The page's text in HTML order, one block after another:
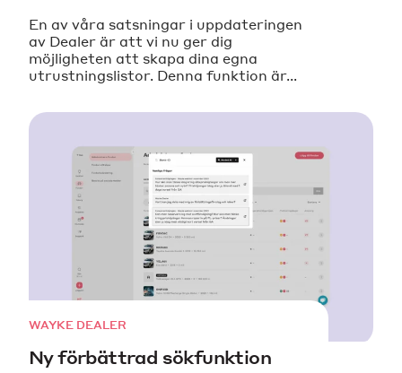
En av våra satsningar i uppdateringen
av Dealer är att vi nu ger dig
möjligheten att skapa dina egna
utrustningslistor. Denna funktion är...
WAYKE DEALER
Ny förbättrad sökfunktion